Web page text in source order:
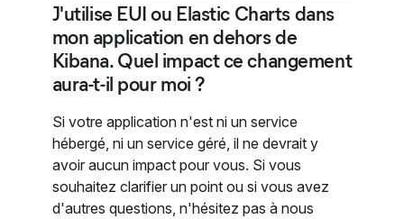
J'utilise EUI ou Elastic Charts dans
mon application en dehors de
Kibana. Quel impact ce changement
aura-t-il pour moi ?
Si votre application n'est ni un service
hébergé, ni un service géré, il ne devrait y
avoir aucun impact pour vous. Si vous
souhaitez clarifier un point ou si vous avez
d'autres questions, n'hésitez pas à nous